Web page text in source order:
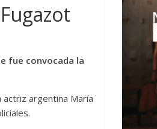
fue convocada la
argentina María